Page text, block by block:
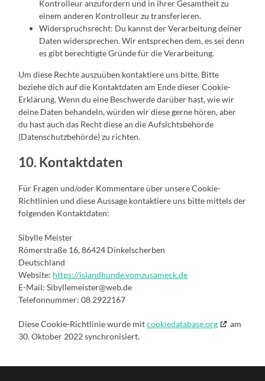
Kontrolleur anzufordern und in ihrer Gesamtheit zu
einem anderen Kontrolleur zu transferieren.
Widerspruchsrecht: Du kannst der Verarbeitung deiner
Daten widersprechen. Wir entsprechen dem, es sei denn
es gibt berechtigte Gründe für die Verarbeitung.
Um diese Rechte auszuüben kontaktiere uns bitte. Bitte
beziehe dich auf die Kontaktdaten am Ende dieser Cookie-
Erklärung. Wenn du eine Beschwerde darüber hast, wie wir
deine Daten behandeln, würden wir diese gerne hören, aber
du hast auch das Recht diese an die Aufsichtsbehörde
(Datenschutzbehörde) zu richten.
10. Kontaktdaten
Für Fragen und/oder Kommentare über unsere Cookie-
Richtlinien und diese Aussage kontaktiere uns bitte mittels der
folgenden Kontaktdaten:
Sibylle Meister
Römerstraße 16, 86424 Dinkelscherben
Deutschland
Website: https://islandhunde.vomzusameck.de
E-Mail:ed.bew@retsiemellybiS
Telefonnummer: 08 2922167
Diese Cookie-Richtlinie wurde mitcookiedatabase.org
am
30. Oktober 2022 synchronisiert.